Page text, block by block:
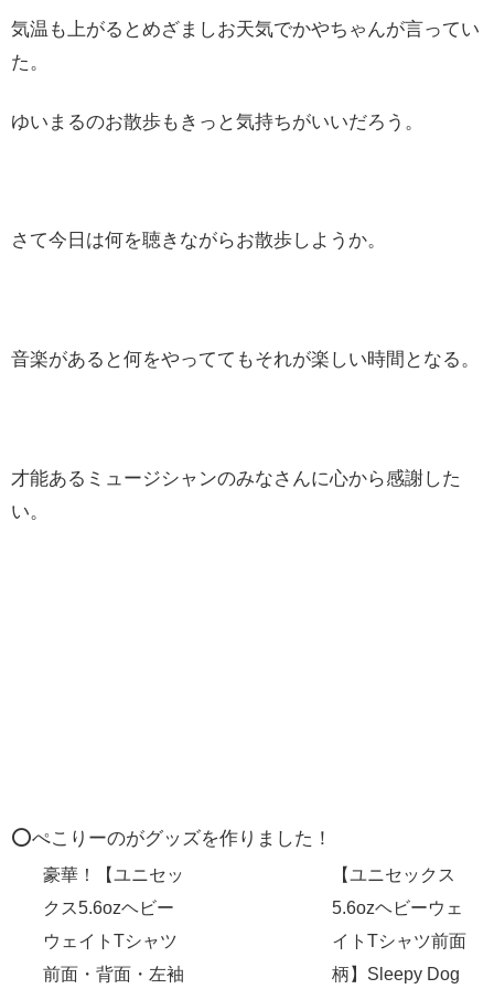
気温も上がるとめざましお天気でかやちゃんが言ってい
た。
ゆいまるのお散歩もきっと気持ちがいいだろう。
さて今日は何を聴きながらお散歩しようか。
音楽があると何をやっててもそれが楽しい時間となる。
才能あるミュージシャンのみなさんに心から感謝した
い。
⭕️ぺこりーのがグッズを作りました！
豪華！【ユニセッ
クス5.6ozヘビー
ウェイトTシャツ
前面・背面・左袖
【ユニセックス
5.6ozヘビーウェ
イトTシャツ前面
柄】Sleepy Dog